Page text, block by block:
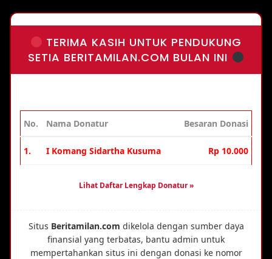
TERIMA KASIH UNTUK PENDUKUNG
SETIA BERITAMILAN.COM BULAN INI
No. Nama Donatur Besaran Donasi
1. I Komang Sidartha Kusuma Rp 10.000
Lihat Daftar Lengkap Donatur »
Situs Beritamilan.com dikelola dengan sumber daya
finansial yang terbatas, bantu admin untuk
mempertahankan situs ini dengan donasi ke nomor